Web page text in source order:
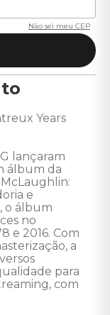
Não sei meu CEP
Years
lançaram
álbum da
e
o álbum
no
e 2016. Com
a
para
com